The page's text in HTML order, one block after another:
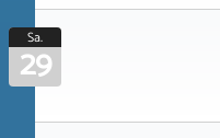
Sa.
29